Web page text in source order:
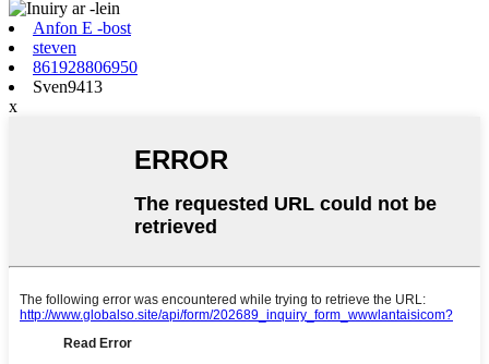
Anfon E -bost
steven
861928806950
Sven9413
x